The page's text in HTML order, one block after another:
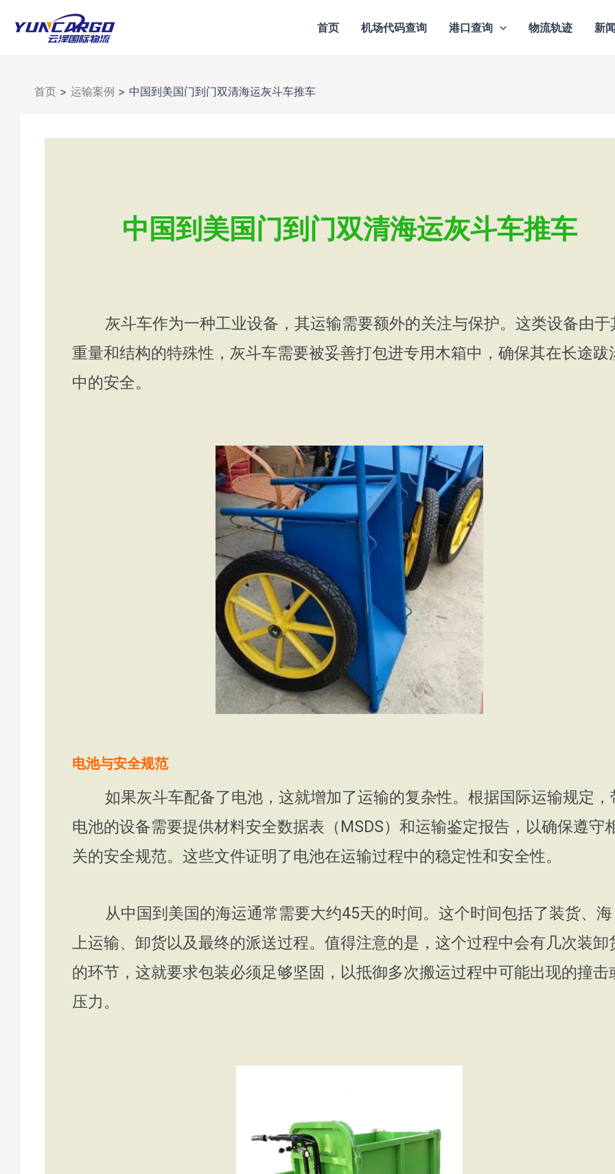
首页 机场代码查询 港口查询 物流轨迹 新
首页 > 运输案例 > 中国到美国门到门双清海运灰斗车推车
中国到美国门到门双清海运灰斗车推车
灰斗车作为一种工业设备，其运输需要额外的关注与保护。这类设备由于
重量和结构的特殊性，灰斗车需要被妥善打包进专用木箱中，确保其在长途跋
中的安全。
电池与安全规范
如果灰斗车配备了电池，这就增加了运输的复杂性。根据国际运输规定，
电池的设备需要提供材料安全数据表（MSDS）和运输鉴定报告，以确保遵守
关的安全规范。这些文件证明了电池在运输过程中的稳定性和安全性。
从中国到美国的海运通常需要大约45天的时间。这个时间包括了装货、海
上运输、卸货以及最终的派送过程。值得注意的是，这个过程中会有几次装卸
的环节，这就要求包装必须足够坚固，以抵御多次搬运过程中可能出现的撞击
压力。